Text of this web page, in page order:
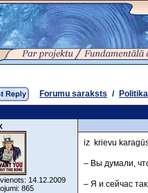
Forumu saraksts / Politika
14.12.2009
865
iz krievu
– Вы думали,
– Я и сейчас